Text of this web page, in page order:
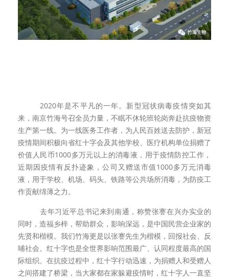
2020年是不平凡的一年。新型冠状病毒疫情突如其
来，南京竹海号召全员力量，不眠不休轮班轮岗奔赴抗疫物资
生产第一线。为一线医务工作者，为人民百姓送去防护，新冠
疫情期间积极向省红十字会及其他学校、医疗机构单位捐赠了
价值人民币1000多万元以上的消毒液，用于疫情防控工作，
近期因疫情有反扑迹象，公司又赠送市值1000多万元消毒
液，用于学校、机场、码头、铁路等公共场所消毒，为防疫工
作贡献绵薄之力。
去年习近平总书记来到南通，称赞张謇在兴办实业的
同时，造福乡梓，帮助群众，影响深远，是中国民营企业家的
先贤和楷模。我们竹海更是以张謇先生为楷模，回报社会、反
哺社会。红十字也是全世界影响范围最广、认同程度最高的国
际组织。在抗疫过程中，红十字行动迅速，为捐赠人和受赠人
之间搭建了桥梁，当大家都在家躲避疫情时，红十字人一直坚